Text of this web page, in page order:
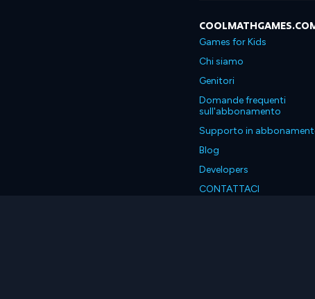
Games for Kids
Chi siamo
Genitori
Domande frequenti
sull'abbonamento
Supporto in
Blog
Developers
CONTATTACI